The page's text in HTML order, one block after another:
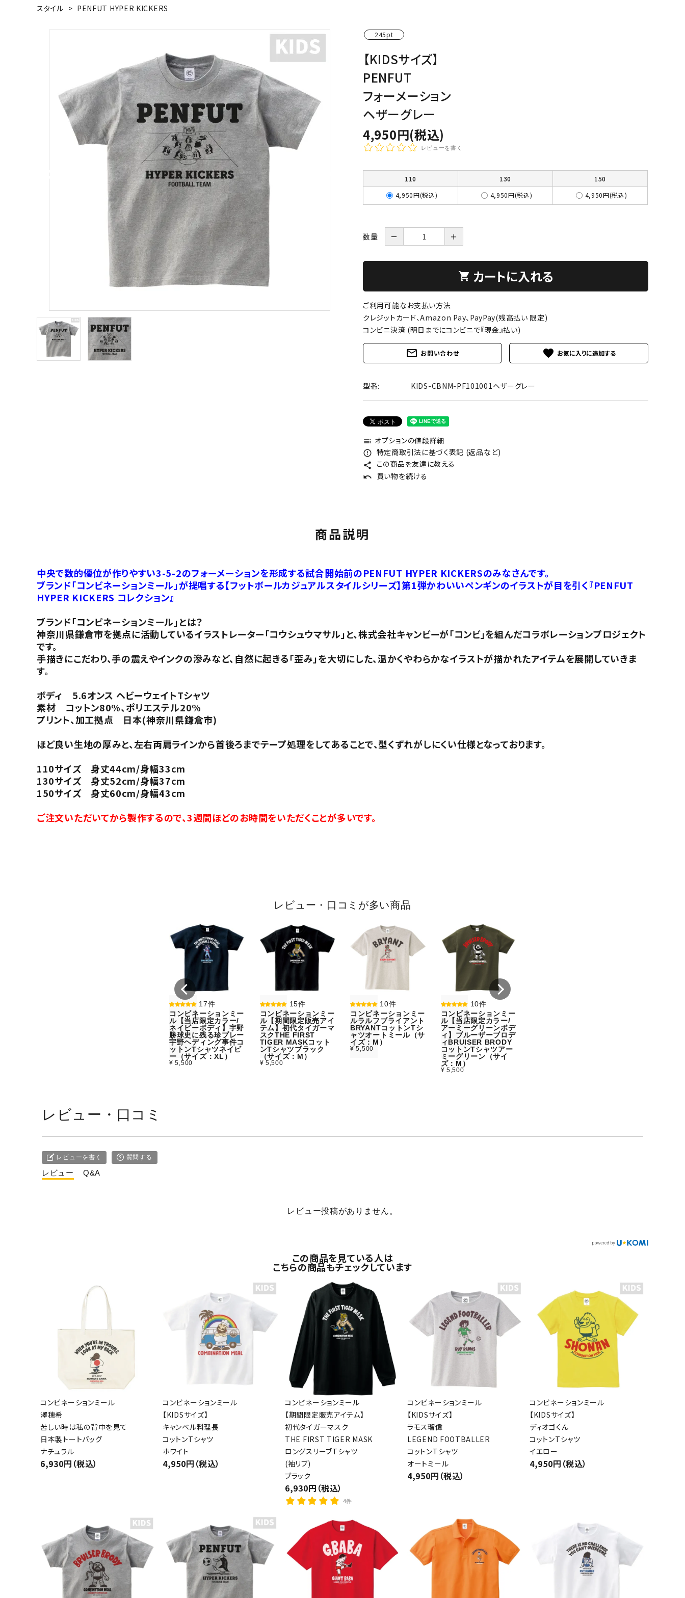
スタイル > PENFUT HYPER KICKERS
245pt
【KIDSサイズ】
PENFUT
フォーメーション
ヘザーグレー
4,950円(税込)
レビューを書く
110 130
150
4,950円(税込)
4,950円(税込) 4,950円(税込)
数量 － ＋
shopping_cart カートに入れる
ご利用可能なお支払い方法
クレジットカード、Amazon Pay、PayPay(残高払い 限定)
コンビニ決済 (明日までにコンビニで『現金』払い)
mail_outline お問い合わせ favorite
型番: KIDS-CBNM-PF101001ヘザーグレー
toc オプションの値段詳細
error_outline 特定商取引法に基づく表記 (返品など)
share この商品を友達に教える
undo 買い物を続ける
商品説明
中央で数的優位が作りやすい3-5-2のフォーメーションを形成する試合開始前のPENFUT HYPER KICKERSのみなさんです。
ブランド「コンビネーションミール」が提唱する【フットボールカジュアルスタイルシリーズ】第1弾かわいいペンギンのイラストが目を引く『PENFUT
HYPER KICKERS コレクション』
ブランド「コンビネーションミール」とは？
神奈川県鎌倉市を拠点に活動しているイラストレーター「コウシュウマサル」と、株式会社キャンビーが「コンビ」を組んだコラボレーションプロジェクト
です。
手描きにこだわり、手の震えやインクの滲みなど、自然に起きる「歪み」を大切にした、温かくやわらかなイラストが描かれたアイテムを展開していきま
す。
ボディ 5.6オンス ヘビーウェイトTシャツ
素材 コットン80%、ポリエステル20%
プリント、加工拠点 日本(神奈川県鎌倉市)
ほど良い生地の厚みと、左右両肩ラインから首後ろまでテープ処理をしてあることで、型くずれがしにくい仕様となっております。
110サイズ 身丈44cm/身幅33cm
130サイズ 身丈52cm/身幅37cm
150サイズ 身丈60cm/身幅43cm
ご注文いただいてから製作するので、3週間ほどのお時間をいただくことが多いです。
レビュー・口コミが多い商品
17件
コンビネーションミー
ル【当店限定カラー/
ネイビーボディ】宇野
勝球史に残る珍プレー
宇野ヘディング事件コ
ットンTシャツネイビ
ー（サイズ：XL）
¥ 5,500
15件
コンビネーションミー
ル【期間限定販売アイ
テム】初代タイガーマ
スクTHE FIRST
TIGER MASKコット
ンTシャツブラック
（サイズ：M）
¥ 5,500
10件
コンビネーションミー
ルラルフブライアント
BRYANTコットンTシ
ャツオートミール（サ
イズ：M）
¥ 5,500
10件
コンビネーションミー
ル【当店限定カラー/
アーミーグリーンボデ
ィ】ブルーザーブロデ
ィBRUISER BRODY
コットンTシャツアー
ミーグリーン（サイ
ズ：M）
¥ 5,500
レビュー・口コミ
レビューを書く 質問する
レビュー Q&A
レビュー投稿がありません。
この商品を見ている人は
こちらの商品もチェックしています
コンビネーションミール
澤穂希
苦しい時は私の背中を見て
日本製トートバッグ
ナチュラル
6,930円（税込）
コンビネーションミール
【KIDSサイズ】
キャンベル料理長
コットンTシャツ
ホワイト
4,950円（税込）
コンビネーションミール
【期間限定販売アイテム】
初代タイガーマスク
THE FIRST TIGER MASK
ロングスリーブTシャツ
(袖リブ)
ブラック
6,930円（税込）
4件
コンビネーションミール
【KIDSサイズ】
ラモス瑠偉
LEGEND FOOTBALLER
コットンTシャツ
オートミール
4,950円（税込）
コンビネーションミール
【KIDSサイズ】
ディオゴくん
コットンTシャツ
イエロー
4,950円（税込）